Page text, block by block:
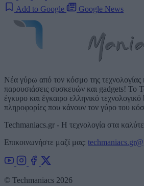
Add to Google Google News
Νέα γύρω από τον κόσμο της τεχνολογίας
παρουσιάσεις συσκευών και gadgets! Το
έγκυρο και έγκαιρο ελληνικό
πληροφορίες που κάνουν τον γύρο του
Techmaniacs.gr - Η τεχνολογία στα
Επικοινωνήστε μαζί μας:
© Techmaniacs 2026